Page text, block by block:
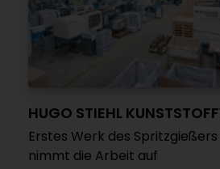
HUGO STIEHL
Erstes Werk des
nimmt die Arbeit auf